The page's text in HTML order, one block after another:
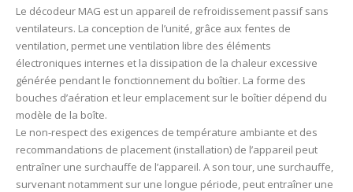
Le décodeur MAG est un appareil de refroidissement passif sans
ventilateurs. La conception de l’unité, grâce aux fentes de
ventilation, permet une ventilation libre des éléments
électroniques internes et la dissipation de la chaleur excessive
générée pendant le fonctionnement du boîtier. La forme des
bouches d’aération et leur emplacement sur le boîtier dépend du
modèle de la boîte.
Le non-respect des exigences de température ambiante et des
recommandations de placement (installation) de l’appareil peut
entraîner une surchauffe de l’appareil. A son tour, une surchauffe,
survenant notamment sur une longue période, peut entraîner une